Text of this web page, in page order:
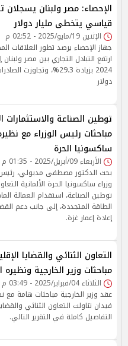
الإحصاء: مصر ولبنان يسجلان
قياسي يتخطى مليار دولار
الإثنين 19/مايو/2025 - 02:52 م
جهاز الإحصاء يرصد تطور العلاقات
ارتفع التبادل التجاري بين مصر
دولار
توطين الصناعة والاستثمارات
مباحثات رئيس الوزراء مع
ساكسونيا الحرة
الأربعاء 09/أبريل/2025 - 01:35 م
بحث الدكتور مصطفى مدبولي، رئيس
وزراء ساكسونيا الحرة الألمانية
توطين الصناعة، استقدام العمالة
الطاقة المتجددة، إلى جانب دعم
إعادة إعمار غزة.
التعاون الثنائي والقضايا
مباحثات وزير الخارجية ونظيره
الثلاثاء 04/فبراير/2025 - 03:49 م
عقد وزير الخارجية مباحثات هامة مع
فيدان تناولت التعاون الثنائي
التفاصيل كاملة في التقرير التالي.